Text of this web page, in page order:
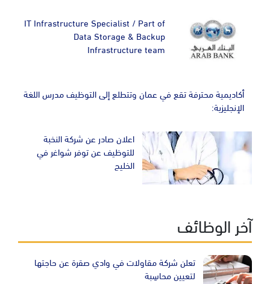
IT Infrastructure Specialist / Part of
Data Storage & Backup
Infrastructure team
أكاديمية محترفة تقع في عمان وتتطلع إلى التوظيف مدرس اللغة
الإنجليزية:
اعلان صادر عن شركة النخبة
للتوظيف عن توفر شواغر في
الخليج
آخر الوظائف
تعلن شركة مقاولات في وادي صقرة عن حاجتها
لتعيين محاسِبة